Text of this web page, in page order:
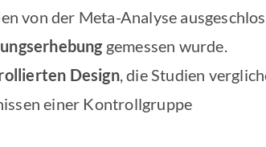
von der Meta-Analyse
gemessen wurde.
Design, die Studien
einer Kontrollgruppe